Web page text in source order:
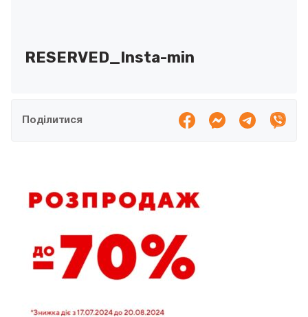
RESERVED_Insta-min
Поділитися